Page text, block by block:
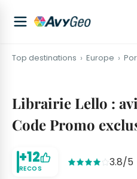
Top destinations Europe
Librairie Lello :
Code Promo
+12
RECOS 3.8/5